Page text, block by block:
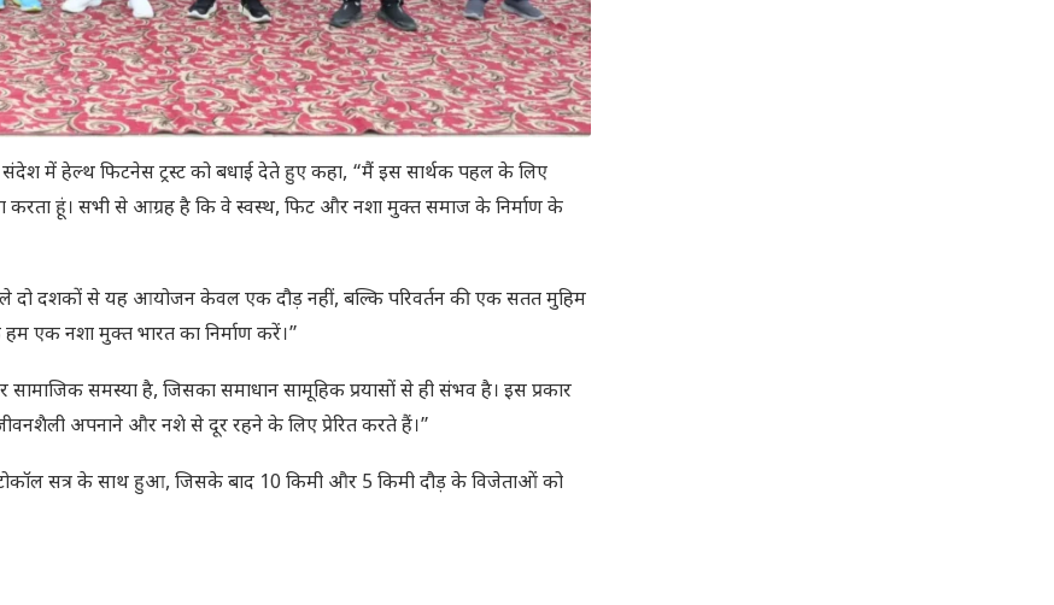
संदेश में हेल्थ फिटनेस ट्रस्ट को बधाई देते हुए कहा, “मैं इस सार्थक पहल के लिए
हूं। सभी से आग्रह है कि वे स्वस्थ, फिट और नशा मुक्त समाज के निर्माण के
दो दशकों से यह आयोजन केवल एक दौड़ नहीं, बल्कि परिवर्तन की एक सतत मुहिम
एक नशा मुक्त भारत का निर्माण करें।”
समस्या है, जिसका समाधान सामूहिक प्रयासों से ही संभव है। इस प्रकार
अपनाने और नशे से दूर रहने के लिए प्रेरित करते हैं।”
सत्र के साथ हुआ, जिसके बाद 10 किमी और 5 किमी दौड़ के विजेताओं को